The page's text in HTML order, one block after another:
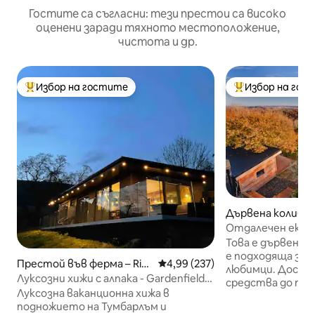
Гостите са съгласни: тези престои са високо
оценени заради тяхното местоположение,
чистота и др.
Най-популярен избор на гостите
Избор на гостите
Престой във ферма – Risc
a
Средна оценка: 4,99 от 5,
4,99 (237)
Луксозни хижи с алпака - Gardenfield
Cabin
Луксозна ваканционна хижа в
подножието на Тумбарлъм и
Най-популярен
Избор на
Дървена колиба
Отдалечен
зашеметяващия
Това е дървена
е подходяща за
любимци. Достъпът на превозни
средства до